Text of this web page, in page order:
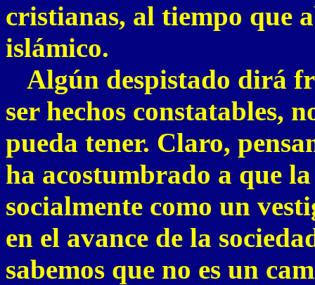
cristianas, al tiempo que
islámico.
Algún despistado dirá
ser hechos constatables,
pueda tener. Claro,
ha acostumbrado a que
socialmente como un
en el avance de la
sabemos que no es un